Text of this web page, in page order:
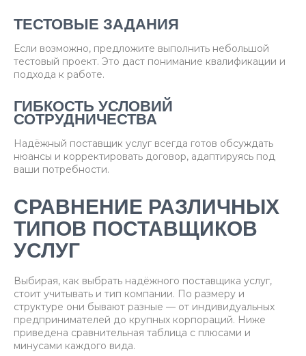
ТЕСТОВЫЕ ЗАДАНИЯ
Если возможно, предложите выполнить небольшой
тестовый проект. Это даст понимание квалификации и
подхода к работе.
ГИБКОСТЬ УСЛОВИЙ
СОТРУДНИЧЕСТВА
Надёжный поставщик услуг всегда готов обсуждать
нюансы и корректировать договор, адаптируясь под
ваши потребности.
СРАВНЕНИЕ РАЗЛИЧНЫХ
ТИПОВ ПОСТАВЩИКОВ
УСЛУГ
Выбирая, как выбрать надёжного поставщика услуг,
стоит учитывать и тип компании. По размеру и
структуре они бывают разные — от индивидуальных
предпринимателей до крупных корпораций. Ниже
приведена сравнительная таблица с плюсами и
минусами каждого вида.